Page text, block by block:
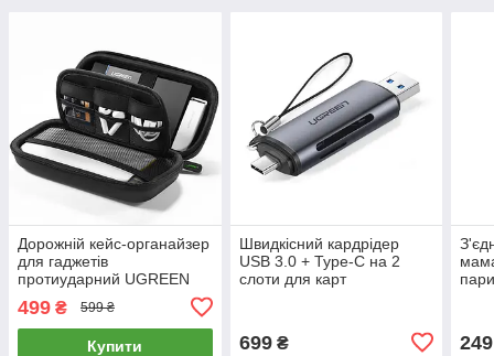
Дорожній кейс-органайзер
для гаджетів
протиударний UGREEN
(чорний) LP128
499 ₴ 599 ₴
Купити
Швидкісний кардрідер
USB 3.0 + Type-C на 2
слоти для карт
699₴ 249